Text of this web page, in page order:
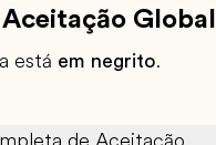
Global
está em negrito.